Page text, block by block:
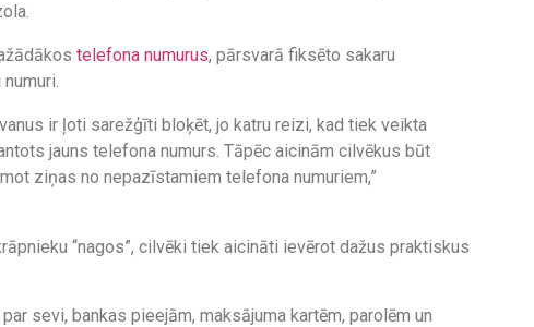
telefona numurus, pārsvarā fiksēto sakaru
ir ļoti sarežģīti bloķēt, jo katru reizi, kad tiek veikta
jauns telefona numurs. Tāpēc aicinām cilvēkus būt
ziņas no nepazīstamiem telefona numuriem,”
“nagos”, cilvēki tiek aicināti ievērot dažus praktiskus
sevi, bankas pieejām, maksājuma kartēm, parolēm un